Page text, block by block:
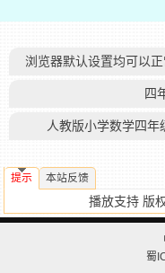
浏览器默认设置均可以
四
人教版小学数学四
提示 本站反馈
播放支持 版
蜀